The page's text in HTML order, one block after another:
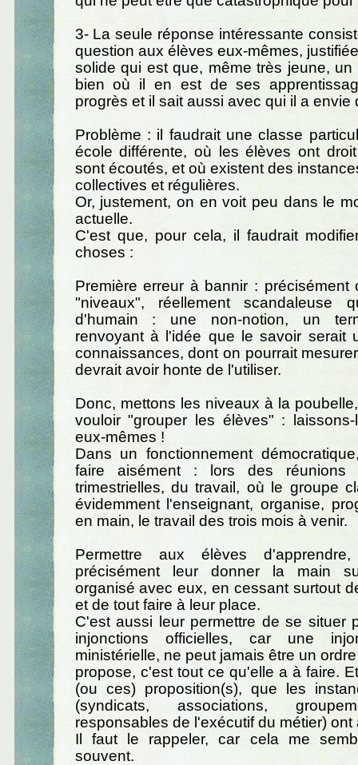
3- La seule réponse intéressante
question aux élèves eux-mêmes,
solide qui est que, même très jeune, un
bien où il en est de ses
progrès et il sait aussi avec qui il a envie
Problème : il faudrait une classe
école différente, où les élèves ont
sont écoutés, et où existent des
collectives et régulières.
Or, justement, on en voit peu dans le
actuelle.
C'est que, pour cela, il faudrait
choses :
Première erreur à bannir : précisément
"niveaux", réellement scandaleuse
d'humain : une non-notion, un
renvoyant à l'idée que le savoir serait
connaissances, dont on pourrait
devrait avoir honte de l'utiliser.
Donc, mettons les niveaux à la
vouloir "grouper les élèves" :
eux-mêmes !
Dans un fonctionnement
faire aisément : lors des réunions
trimestrielles, du travail, où le groupe
évidemment l'enseignant, organise,
en main, le travail des trois mois à venir.
Permettre aux élèves
précisément leur donner la main
organisé avec eux, en cessant surtout
et de tout faire à leur place.
C'est aussi leur permettre de se situer
injonctions officielles, car une
ministérielle, ne peut jamais être un
propose, c'est tout ce qu'elle a à faire.
(ou ces) proposition(s), que les
(syndicats, associations,
responsables de l'exécutif du métier) ont
Il faut le rappeler, car cela me
souvent.